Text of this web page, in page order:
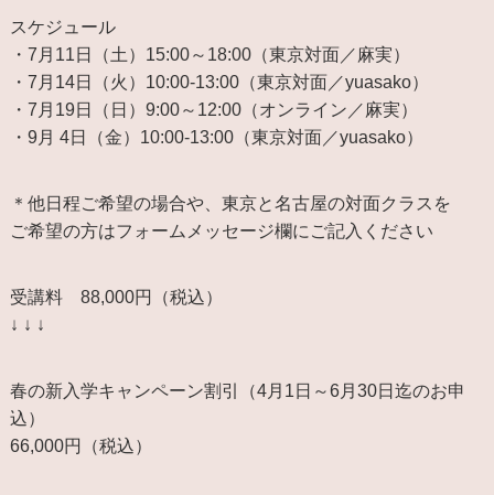
スケジュール
・7月11日（土）15:00～18:00（東京対面／麻実）
・7月14日（火）10:00-13:00（東京対面／yuasako）
・7月19日（日）9:00～12:00（オンライン／麻実）
・9月 4日（金）10:00-13:00（東京対面／yuasako）
＊他日程ご希望の場合や、東京と名古屋の対面クラスを
ご希望の方はフォームメッセージ欄にご記入ください
受講料 88,000円（税込）
↓ ↓ ↓
春の新入学キャンペーン割引（4月1日～6月30日迄のお申
込）
66,000円（税込）